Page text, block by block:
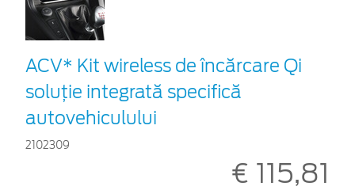
ACV* Kit wireless de încărcare Qi
soluție integrată specifică
autovehiculului
2102309
€ 115,81